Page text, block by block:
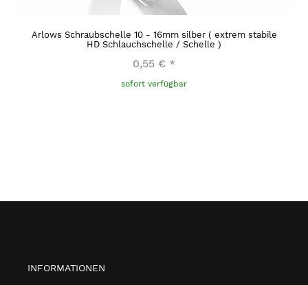
Arlows Schraubschelle 10 - 16mm silber ( extrem stabile
HD Schlauchschelle / Schelle )
0,55 € *
sofort verfügbar
INFORMATIONEN